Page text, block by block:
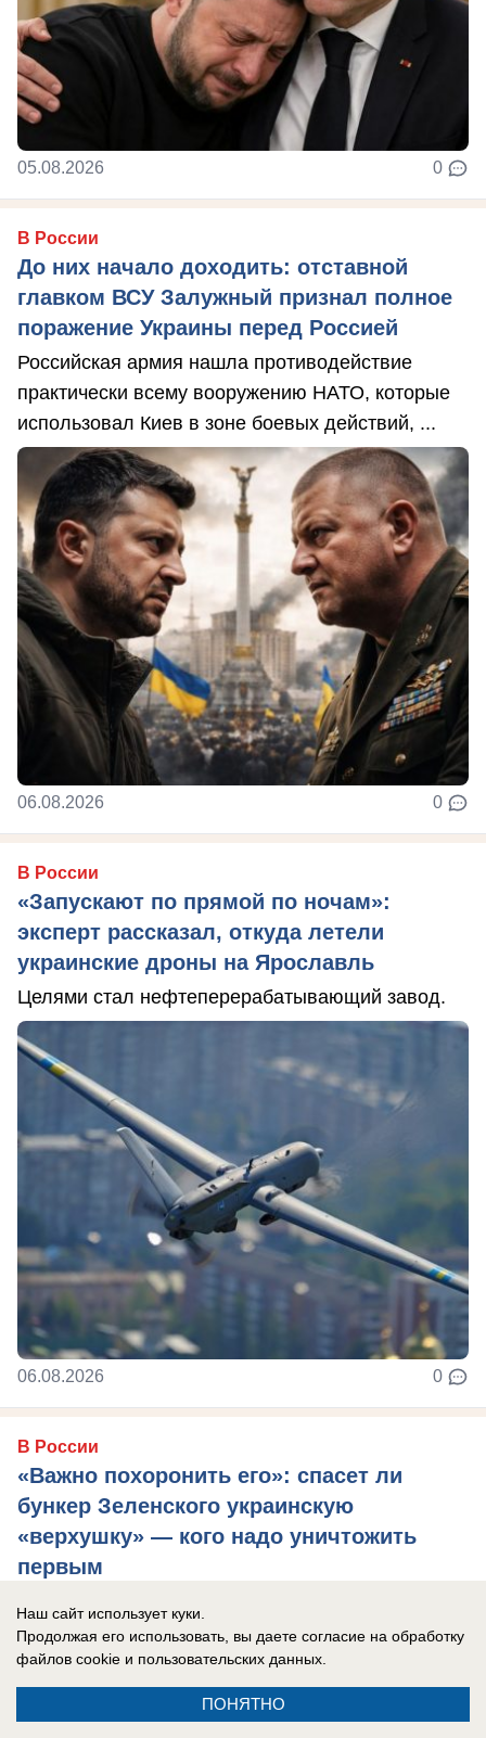
05.08.2026 0
В России
До них начало доходить: отставной
главком ВСУ Залужный признал полное
поражение Украины перед Россией
Российская армия нашла противодействие
практически всему вооружению НАТО, которые
использовал Киев в зоне боевых действий, ...
06.08.2026 0
В России
«Запускают по прямой по ночам»:
эксперт рассказал, откуда летели
украинские дроны на Ярославль
Целями стал нефтеперерабатывающий завод.
06.08.2026 0
В России
«Важно похоронить его»: спасет ли
бункер Зеленского украинскую
«верхушку» — кого надо уничтожить
первым
теперь не защищены.
Наш сайт использует куки.
Продолжая его использовать, вы даете согласие на обработку
файлов cookie и пользовательских данных.
ПОНЯТНО